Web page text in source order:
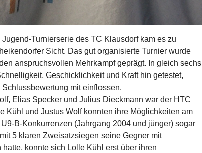
Turnierserie des TC Klausdorf kam es zu
Sicht. Das gut organisierte Turnier wurde
anspruchsvollen Mehrkampf geprägt. In gleich sechs
Geschicklichkeit und Kraft hin getestet,
mit einflossen.
Elias Specker und Julius Dieckmann war der HTC
Kühl und Justus Wolf konnten ihre Möglichkeiten am
B-Konkurrenzen (Jahrgang 2004 und jünger) sogar
5 klaren Zweisatzsiegen seine Gegner mit
konnte sich Lolle Kühl erst über ihren